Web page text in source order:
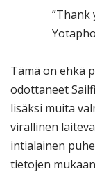
Tämä on ehkä
odottaneet
lisäksi muita
virallinen
intialainen
tietojen